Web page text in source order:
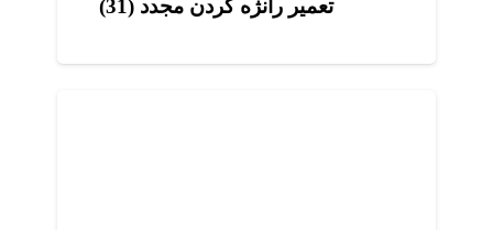
تعمیر رانژه کردن مجدد (31)